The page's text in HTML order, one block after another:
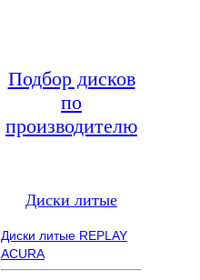
Подбор дисков
по
производителю
Диски литые
Диски литые REPLAY
ACURA